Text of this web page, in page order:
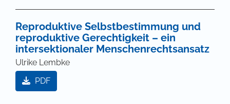
Reproduktive Selbstbestimmung und
reproduktive Gerechtigkeit – ein
intersektionaler Menschenrechtsansatz
Ulrike Lembke
PDF